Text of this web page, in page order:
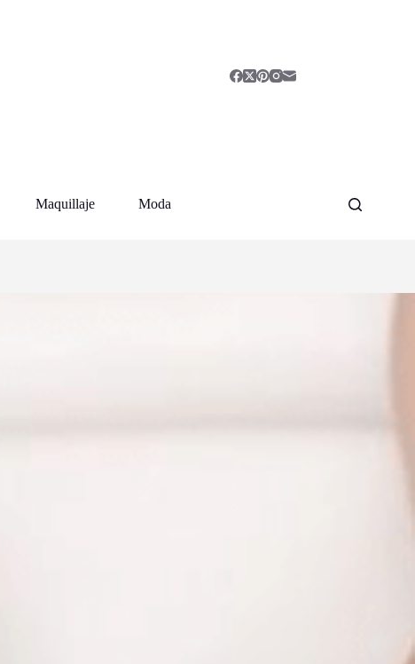
Maquillaje Moda